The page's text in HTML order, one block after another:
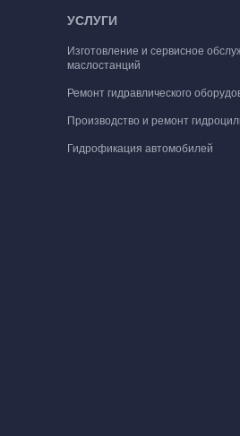
УСЛУГИ
Изготовление и сервисное
маслостанций
Ремонт гидравлического
Производство и ремонт
Гидрофикация автомобилей